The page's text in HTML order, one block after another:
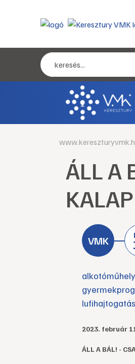
ÁLL A
alkotóműhely
lufihajtogatás
2023. február
ÁLL A BÁL! -